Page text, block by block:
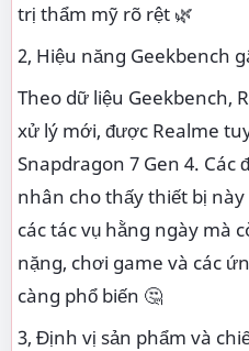
trị thẩm mỹ rõ rệt 🌿
2, Hiệu năng Geekbench
Theo dữ liệu Geekbench,
xử lý mới, được Realme
Snapdragon 7 Gen 4. Các
nhân cho thấy thiết bị
các tác vụ hằng ngày mà
nặng, chơi game và các
càng phổ biến 🤔
3, Định vị sản phẩm và